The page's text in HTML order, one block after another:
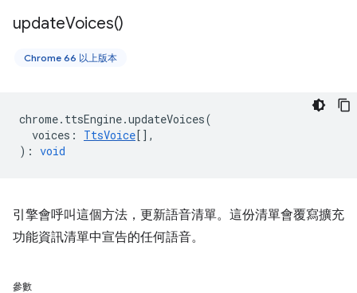
updateVoices()
Chrome 66 以上版本
chrome. ttsEngine.updateVoices(
voices : TtsVoice[],
) : void
引擎會呼叫這個方法，更新語音清單。這份清單會覆寫擴充
功能資訊清單中宣告的任何語音。
參數